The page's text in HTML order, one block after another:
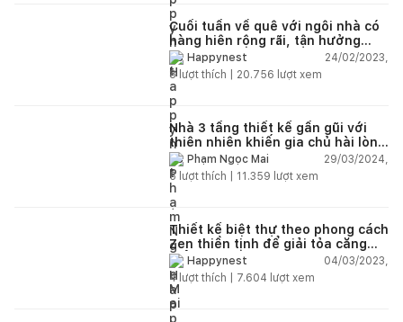
Cuối tuần về quê với ngôi nhà có
hàng hiên rộng rãi, tận hưởng
giây phút thư giãn yên bình
Happynest
24/02/2023,
8lượt thích | 20.756 lượt xem
Nhà 3 tầng thiết kế gần gũi với
thiên nhiên khiến gia chủ hài lòng
hơn cả mong đợi
Phạm Ngọc Mai
29/03/2024,
5 lượt thích | 11.359 lượt xem
Thiết kế biệt thự theo phong cách
Zen thiền tịnh để giải tỏa căng
thẳngHappynest
04/03/2023,
4lượt thích | 7.604 lượt xem